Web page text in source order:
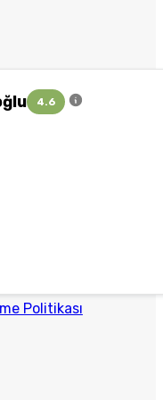
4.6
Politikası